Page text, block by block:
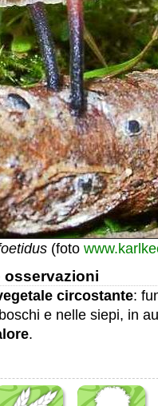
(foto
osservazioni
circostante:
e nelle siepi, in
.